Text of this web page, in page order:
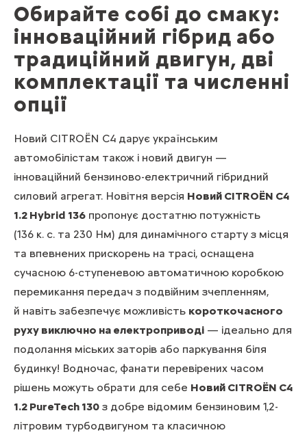
Обирайте собі до смаку:
інноваційний гібрид або
традиційний двигун, дві
комплектації та численні
опції
Новий CITROЁN С4 дарує українським
автомобілістам також і новий двигун —
інноваційний бензиново-електричний гібридний
силовий агрегат. Новітня версія Новий CITROЁN С4
1.2 Hybrid 136 пропонує достатню потужність
(136 к. с. та 230 Нм) для динамічного старту з місця
та впевнених прискорень на трасі, оснащена
сучасною 6-ступеневою автоматичною коробкою
перемикання передач з подвійним зчепленням,
й навіть забезпечує можливість короткочасного
руху виключно на електроприводі — ідеально для
подолання міських заторів або паркування біля
будинку! Водночас, фанати перевірених часом
рішень можуть обрати для себе Новий CITROЁN С4
1.2 PureTech 130 з добре відомим бензиновим 1,2-
літровим турбодвигуном та класичною